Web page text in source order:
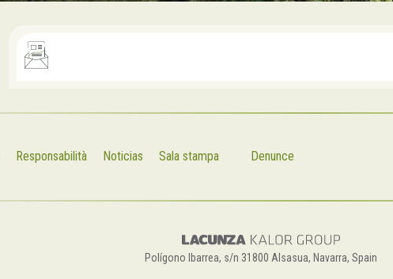
Responsabilità Noticias Sala stampa Denunce
Polígono Ibarrea, s/n 31800 Alsasua, Navarra, Spain